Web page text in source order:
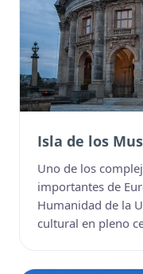
Isla de los
Uno de los
importantes de
Humanidad de la
cultural en pleno